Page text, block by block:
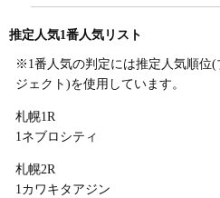
推定人気1番人気リスト
※1番人気の判定には推定人気順位
ジェクト)を使用しています。
札幌1R
1ネブロシティ
札幌2R
1カワキタアジン